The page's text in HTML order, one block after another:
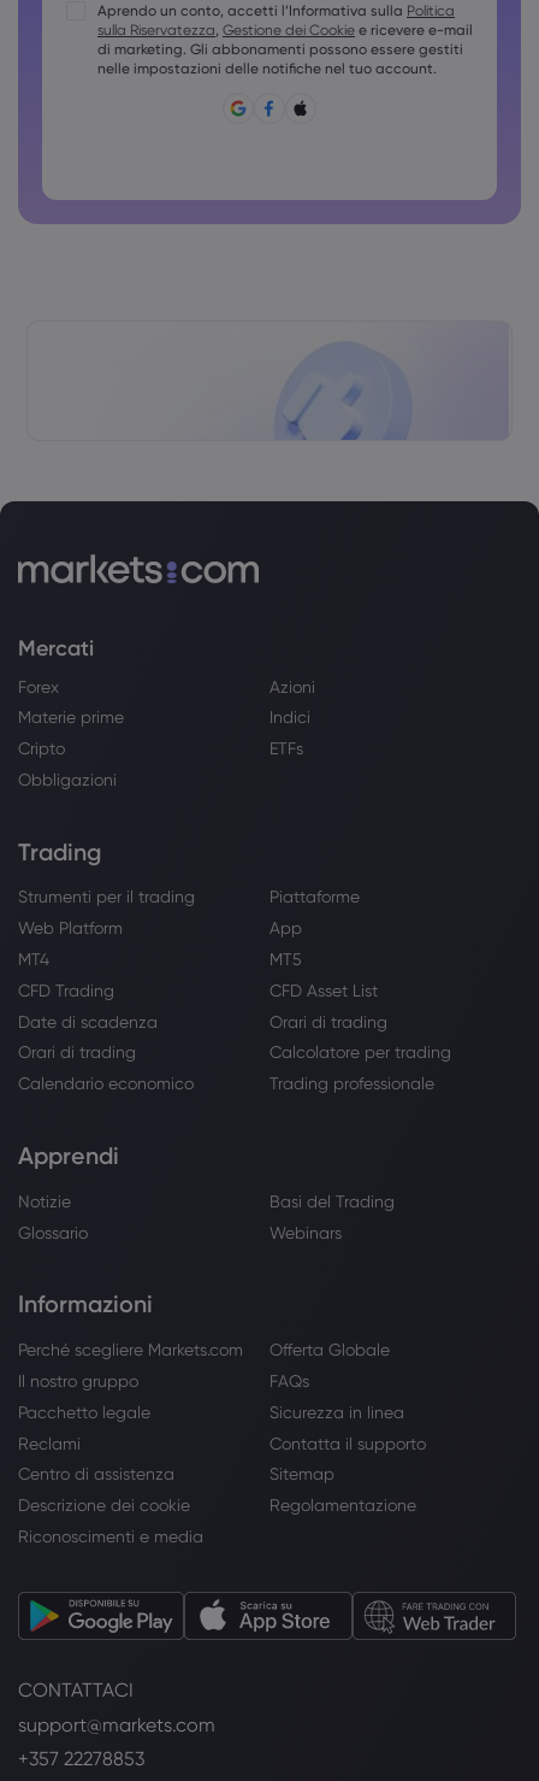
Le password devono contenere almeno una maiuscola
Le password devono contenere almeno una minuscola
La password deve contenere ~!@#£%^&amp;*()_-
Non è possibile usare password comuni
Aprendo un conto, accetti l’Informativa sulla Politica
sulla Riservatezza, Gestione dei Cookie e ricevere e-mail
di marketing. Gli abbonamenti possono essere gestiti
nelle impostazioni delle notifiche nel tuo account.
Mercati
Forex
Azioni
Materie prime
Indici
Cripto
ETFs
Obbligazioni
Trading
Strumenti per il trading
Piattaforme
Web Platform
App
MT4
MT5
CFD Trading
CFD Asset List
Date di scadenza
Orari di trading
Orari di trading
Calcolatore per trading
Calendario economico
Trading professionale
Apprendi
Notizie
Basi del Trading
Glossario
Webinars
Informazioni
Perché scegliere Markets.com
Offerta Globale
Il nostro gruppo
FAQs
Pacchetto legale
Sicurezza in linea
Reclami
Contatta il supporto
Centro di assistenza
Sitemap
Descrizione dei cookie
Regolamentazione
Riconoscimenti e media
CONTATTACI
support@markets.com
+357 22278853